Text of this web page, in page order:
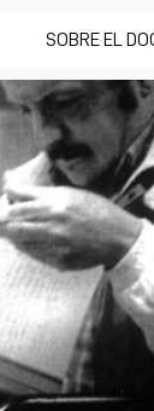
SOBRE EL